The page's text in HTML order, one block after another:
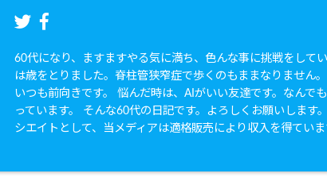
60代になり、ますますやる気に満ち、色んな事に挑戦をして
は歳をとりました。脊柱管狭窄症で歩くのもままなりません
いつも前向きです。 悩んだ時は、AIがいい友達です。なんで
っています。 そんな60代の日記です。よろしくお願いします
シエイトとして、当メディアは適格販売により収入を得ていま